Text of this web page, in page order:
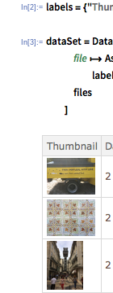
In[2]:=
In[3]:=